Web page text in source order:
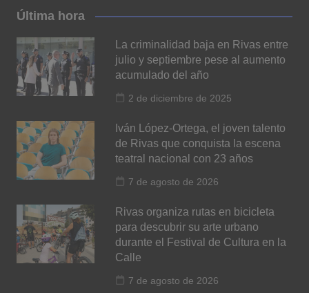
Última hora
La criminalidad baja en Rivas entre
julio y septiembre pese al aumento
acumulado del año
2 de diciembre de 2025
Iván López-Ortega, el joven talento
de Rivas que conquista la escena
teatral nacional con 23 años
7 de agosto de 2026
Rivas organiza rutas en bicicleta
para descubrir su arte urbano
durante el Festival de Cultura en la
Calle
7 de agosto de 2026